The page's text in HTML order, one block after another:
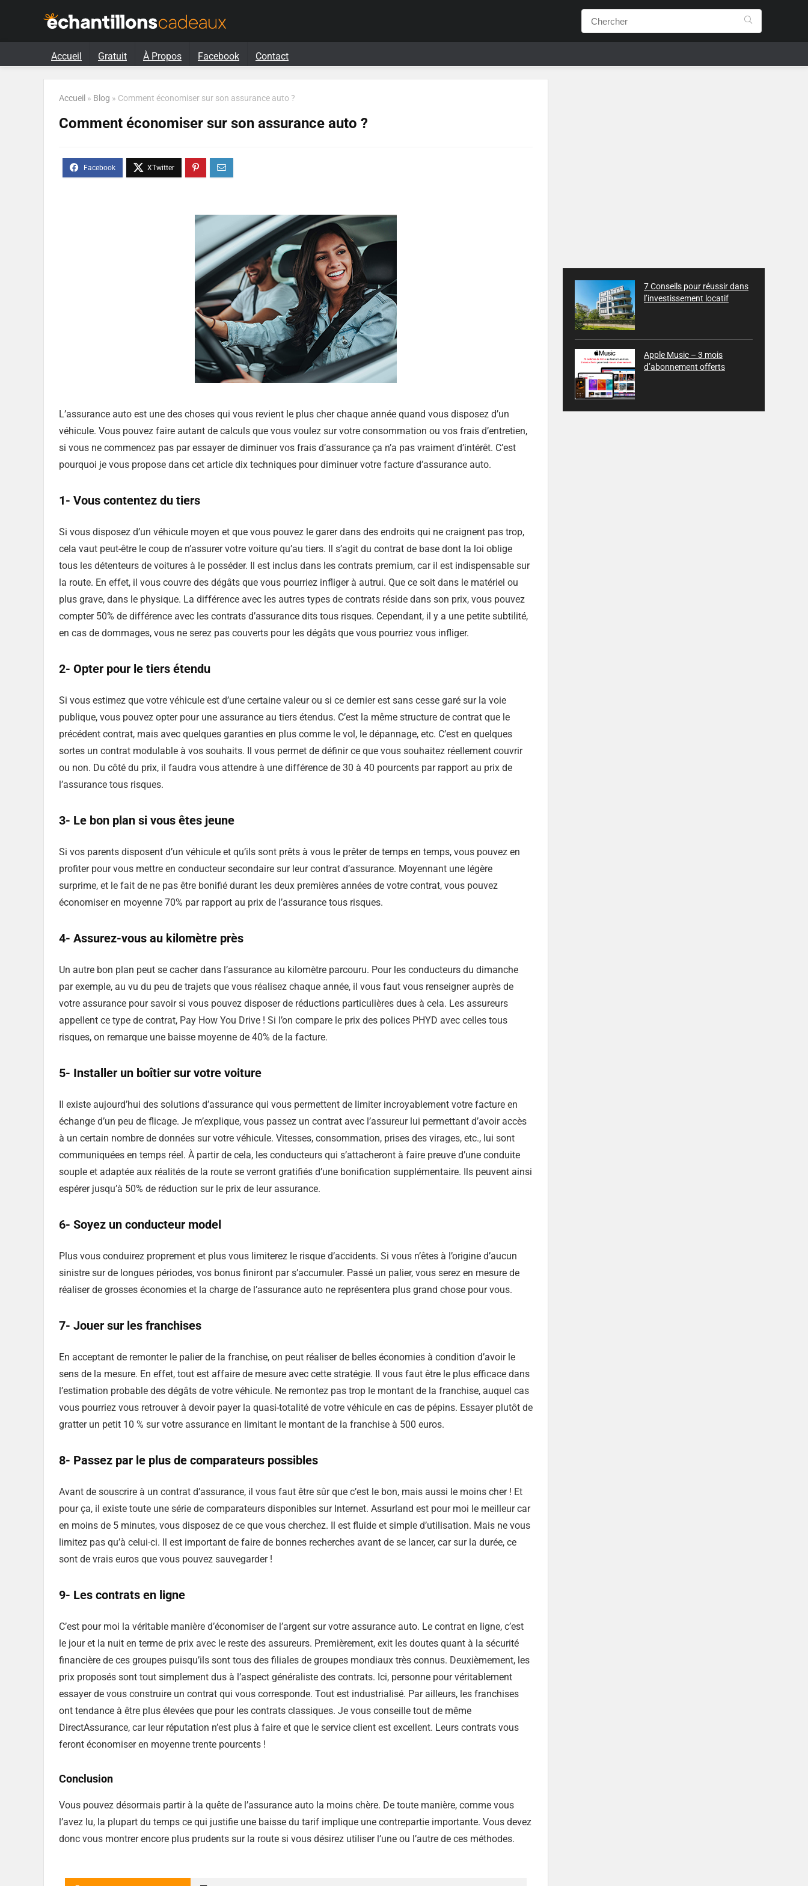
Accueil Gratuit À Propos Facebook Contact
Accueil » Blog » Comment économiser sur son assurance auto ?
Comment économiser sur son assurance auto ?
L’assurance auto est une des choses qui vous revient le plus cher chaque année quand vous disposez d’un
véhicule. Vous pouvez faire autant de calculs que vous voulez sur votre consommation ou vos frais d’entretien,
si vous ne commencez pas par essayer de diminuer vos frais d’assurance ça n’a pas vraiment d’intérêt. C’est
pourquoi je vous propose dans cet article dix techniques pour diminuer votre facture d’assurance auto.
1- Vous contentez du tiers
Si vous disposez d’un véhicule moyen et que vous pouvez le garer dans des endroits qui ne craignent pas trop,
cela vaut peut-être le coup de n’assurer votre voiture qu’au tiers. Il s’agit du contrat de base dont la loi oblige
tous les détenteurs de voitures à le posséder. Il est inclus dans les contrats premium, car il est indispensable sur
la route. En effet, il vous couvre des dégâts que vous pourriez infliger à autrui. Que ce soit dans le matériel ou
plus grave, dans le physique. La différence avec les autres types de contrats réside dans son prix, vous pouvez
compter 50% de différence avec les contrats d’assurance dits tous risques. Cependant, il y a une petite subtilité,
en cas de dommages, vous ne serez pas couverts pour les dégâts que vous pourriez vous infliger.
2- Opter pour le tiers étendu
Si vous estimez que votre véhicule est d’une certaine valeur ou si ce dernier est sans cesse garé sur la voie
publique, vous pouvez opter pour une assurance au tiers étendus. C’est la même structure de contrat que le
précédent contrat, mais avec quelques garanties en plus comme le vol, le dépannage, etc. C’est en quelques
sortes un contrat modulable à vos souhaits. Il vous permet de définir ce que vous souhaitez réellement couvrir
ou non. Du côté du prix, il faudra vous attendre à une différence de 30 à 40 pourcents par rapport au prix de
l’assurance tous risques.
3- Le bon plan si vous êtes jeune
Si vos parents disposent d’un véhicule et qu’ils sont prêts à vous le prêter de temps en temps, vous pouvez en
profiter pour vous mettre en conducteur secondaire sur leur contrat d’assurance. Moyennant une légère
surprime, et le fait de ne pas être bonifié durant les deux premières années de votre contrat, vous pouvez
économiser en moyenne 70% par rapport au prix de l’assurance tous risques.
4- Assurez-vous au kilomètre près
Un autre bon plan peut se cacher dans l’assurance au kilomètre parcouru. Pour les conducteurs du dimanche
par exemple, au vu du peu de trajets que vous réalisez chaque année, il vous faut vous renseigner auprès de
votre assurance pour savoir si vous pouvez disposer de réductions particulières dues à cela. Les assureurs
appellent ce type de contrat, Pay How You Drive ! Si l’on compare le prix des polices PHYD avec celles tous
risques, on remarque une baisse moyenne de 40% de la facture.
5- Installer un boîtier sur votre voiture
Il existe aujourd’hui des solutions d’assurance qui vous permettent de limiter incroyablement votre facture en
échange d’un peu de flicage. Je m’explique, vous passez un contrat avec l’assureur lui permettant d’avoir accès
à un certain nombre de données sur votre véhicule. Vitesses, consommation, prises des virages, etc., lui sont
communiquées en temps réel. À partir de cela, les conducteurs qui s’attacheront à faire preuve d’une conduite
souple et adaptée aux réalités de la route se verront gratifiés d’une bonification supplémentaire. Ils peuvent ainsi
espérer jusqu’à 50% de réduction sur le prix de leur assurance.
6- Soyez un conducteur model
Plus vous conduirez proprement et plus vous limiterez le risque d’accidents. Si vous n’êtes à l’origine d’aucun
sinistre sur de longues périodes, vos bonus finiront par s’accumuler. Passé un palier, vous serez en mesure de
réaliser de grosses économies et la charge de l’assurance auto ne représentera plus grand chose pour vous.
7- Jouer sur les franchises
En acceptant de remonter le palier de la franchise, on peut réaliser de belles économies à condition d’avoir le
sens de la mesure. En effet, tout est affaire de mesure avec cette stratégie. Il vous faut être le plus efficace dans
l’estimation probable des dégâts de votre véhicule. Ne remontez pas trop le montant de la franchise, auquel cas
vous pourriez vous retrouver à devoir payer la quasi-totalité de votre véhicule en cas de pépins. Essayer plutôt de
gratter un petit 10 % sur votre assurance en limitant le montant de la franchise à 500 euros.
8- Passez par le plus de comparateurs possibles
Avant de souscrire à un contrat d’assurance, il vous faut être sûr que c’est le bon, mais aussi le moins cher ! Et
pour ça, il existe toute une série de comparateurs disponibles sur Internet. Assurland est pour moi le meilleur car
en moins de 5 minutes, vous disposez de ce que vous cherchez. Il est fluide et simple d’utilisation. Mais ne vous
limitez pas qu’à celui-ci. Il est important de faire de bonnes recherches avant de se lancer, car sur la durée, ce
sont de vrais euros que vous pouvez sauvegarder !
9- Les contrats en ligne
C’est pour moi la véritable manière d’économiser de l’argent sur votre assurance auto. Le contrat en ligne, c’est
le jour et la nuit en terme de prix avec le reste des assureurs. Premièrement, exit les doutes quant à la sécurité
financière de ces groupes puisqu’ils sont tous des filiales de groupes mondiaux très connus. Deuxièmement, les
prix proposés sont tout simplement dus à l’aspect généraliste des contrats. Ici, personne pour véritablement
essayer de vous construire un contrat qui vous corresponde. Tout est industrialisé. Par ailleurs, les franchises
ont tendance à être plus élevées que pour les contrats classiques. Je vous conseille tout de même
DirectAssurance, car leur réputation n’est plus à faire et que le service client est excellent. Leurs contrats vous
feront économiser en moyenne trente pourcents !
Conclusion
Vous pouvez désormais partir à la quête de l’assurance auto la moins chère. De toute manière, comme vous
l’avez lu, la plupart du temps ce qui justifie une baisse du tarif implique une contrepartie importante. Vous devez
donc vous montrer encore plus prudents sur la route si vous désirez utiliser l’une ou l’autre de ces méthodes.
7 Conseils pour réussir dans
l’investissement locatif
Apple Music – 3 mois
d’abonnement offerts